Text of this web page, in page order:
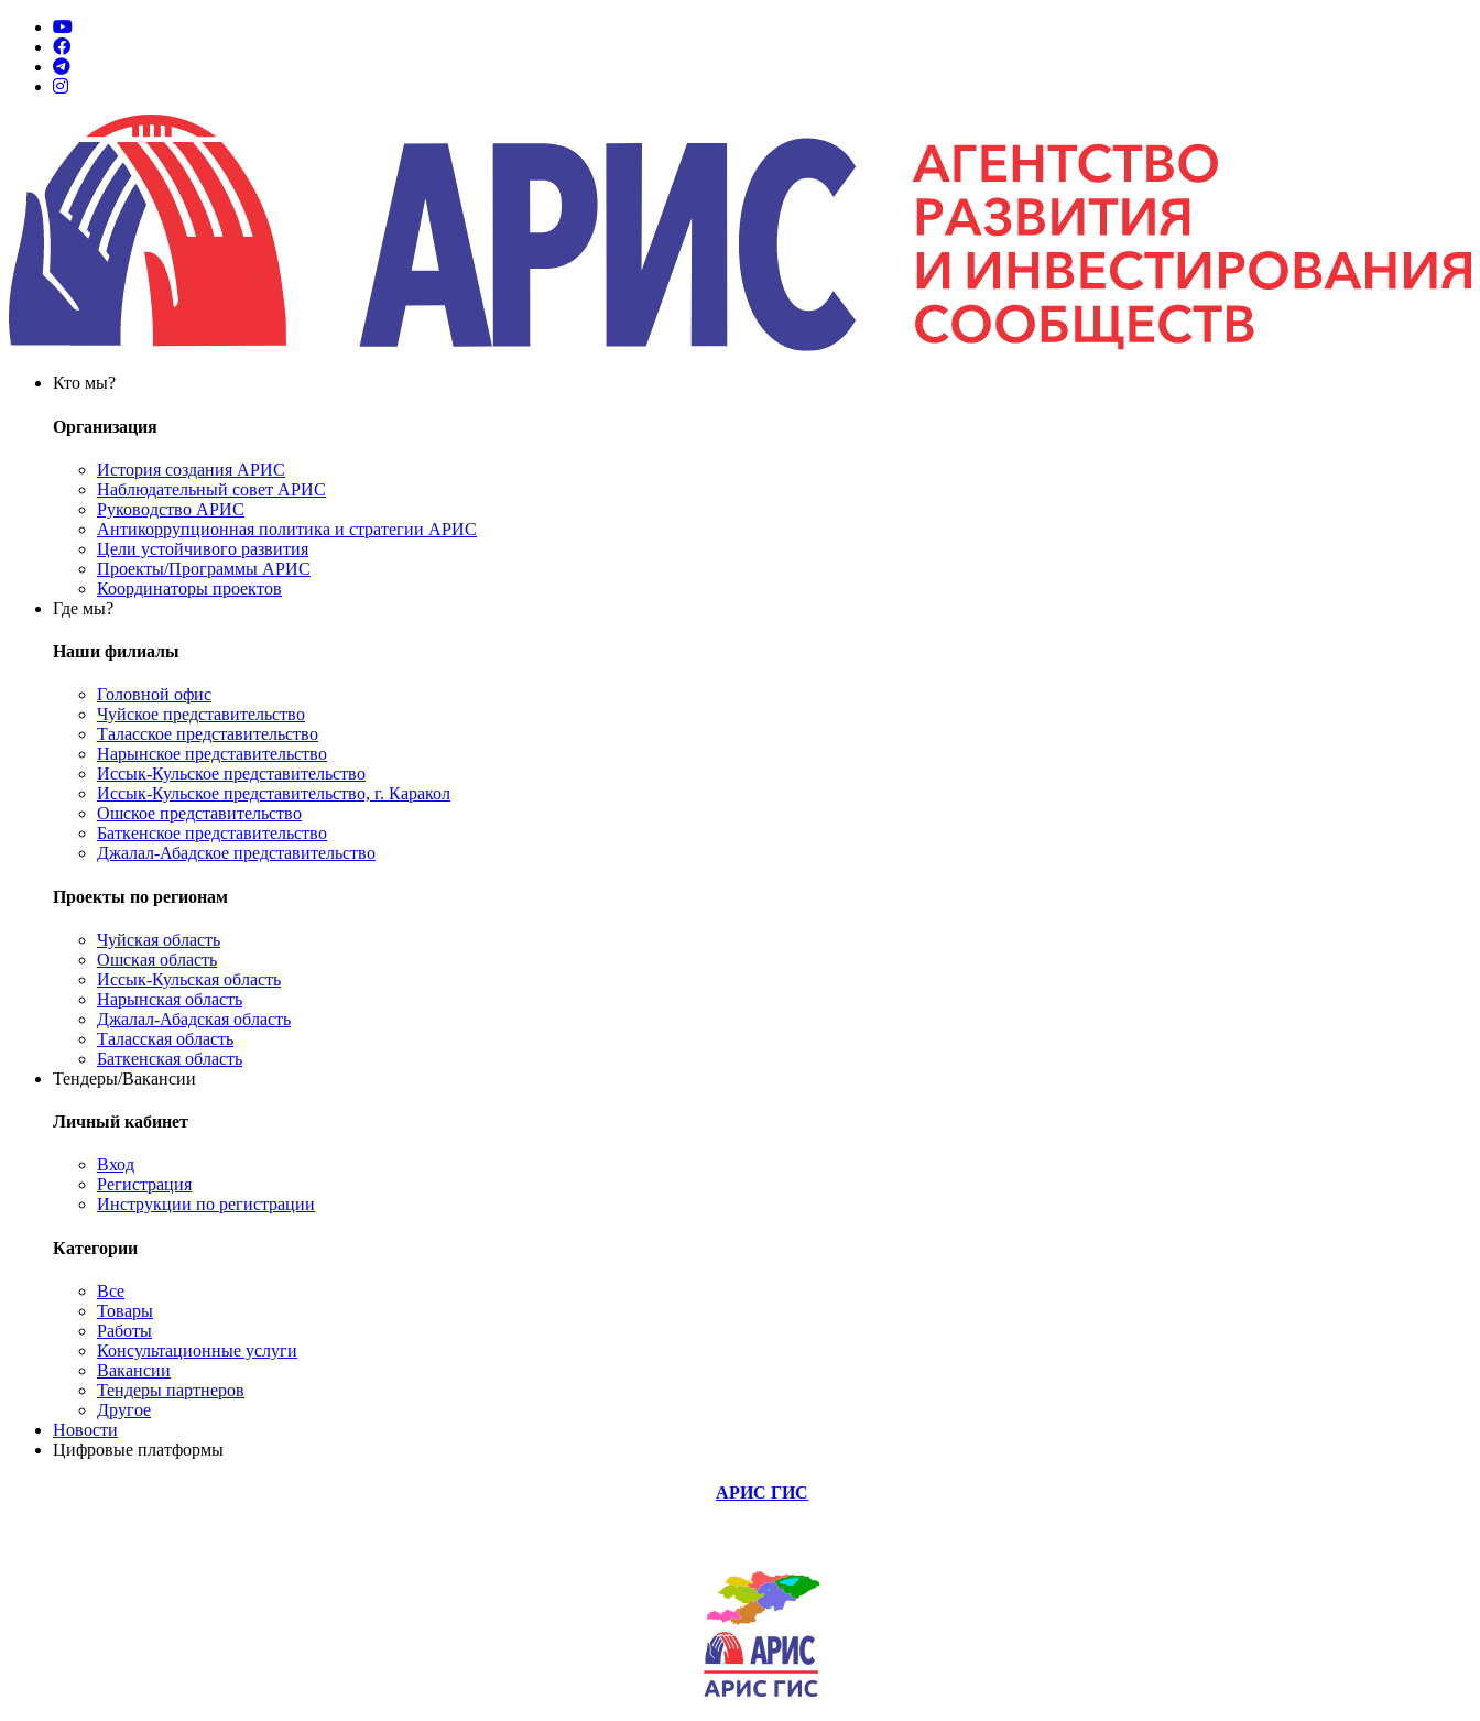
Кто мы?
Организация
История создания АРИС
Наблюдательный совет АРИС
Руководство АРИС
Антикоррупционная политика и стратегии АРИС
Цели устойчивого развития
Проекты/Программы АРИС
Координаторы проектов
Где мы?
Наши филиалы
Головной офис
Чуйское представительство
Таласское представительство
Нарынское представительство
Иссык-Кульское представительство
Иссык-Кульское представительство, г. Каракол
Ошское представительство
Баткенское представительство
Джалал-Абадское представительство
Проекты по регионам
Чуйская область
Ошская область
Иссык-Кульская область
Нарынская область
Джалал-Абадская область
Таласская область
Баткенская область
Тендеры/Вакансии
Личный кабинет
Вход
Регистрация
Инструкции по регистрации
Категории
Все
Товары
Работы
Консультационные услуги
Вакансии
Тендеры партнеров
Другое
Новости
Цифровые платформы
АРИС ГИС